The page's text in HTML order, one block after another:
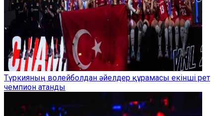
Түркияның волейболдан әйелдер құрамасы екінші рет
чемпион атанды